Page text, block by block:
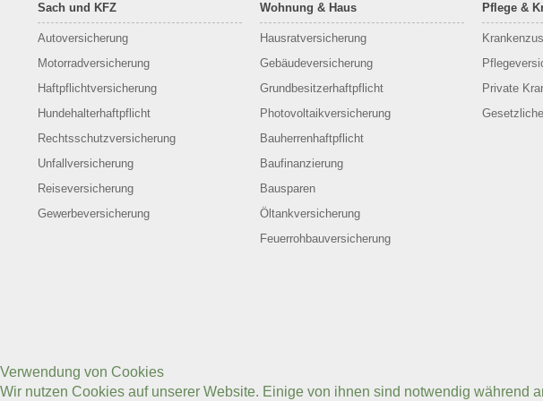
Sach und KFZ
Autoversicherung
Motorradversicherung
Haftpflichtversicherung
Hundehalterhaftpflicht
Rechtsschutzversicherung
Unfallversicherung
Reiseversicherung
Gewerbeversicherung
Wohnung & Haus
Hausratversicherung
Gebäudeversicherung
Grundbesitzerhaftpflicht
Photovoltaikversicherung
Bauherrenhaftpflicht
Baufinanzierung
Bausparen
Öltankversicherung
Feuerrohbauversicherung
Pflege &
Private
Verwendung von Cookies
Wir nutzen Cookies auf unserer Website. Einige von ihnen sind notwendig während